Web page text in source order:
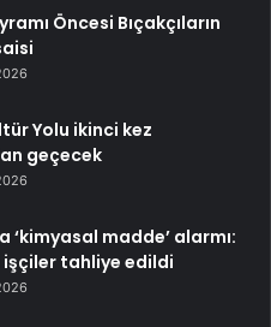
Öncesi Bıçakçıların
Yolu ikinci kez
geçecek
‘kimyasal madde’ alarmı:
tahliye edildi